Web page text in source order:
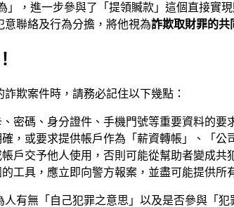
，進一步參與了「提領贓款」這個直接實
聯絡及行為分擔，將他視為詐欺取財罪的共
欺案件時，請務必記住以下幾點：
密碼、身分證件、手機門號等重要資料的要
，或要求提供帳戶作為「薪資轉帳」、「公
戶交予他人使用，否則可能從幫助者變成共
工具，應立即向警方報案，並盡可能提供所
有無「自己犯罪之意思」以及是否參與「